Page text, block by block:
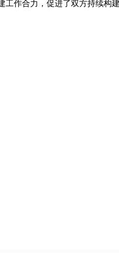
作合力，促进了双方持续构